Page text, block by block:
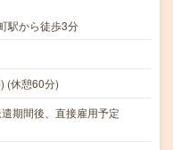
駅から徒歩3分
(休憩60分)
期間後、直接雇用予定